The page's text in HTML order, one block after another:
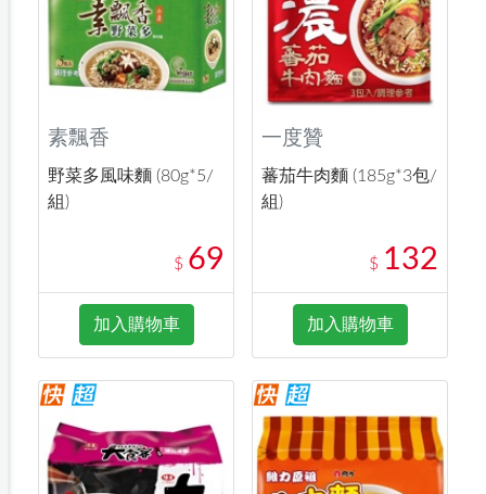
素飄香
野菜多風味麵 (80g*5/
組)
$ 69
加入購物車
一度贊
蕃茄牛肉麵 (185g*3包/
組)
$ 132
加入購物車